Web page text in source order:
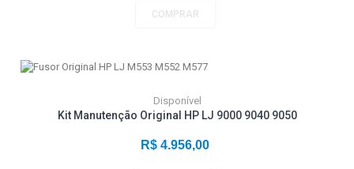
COMPRAR
Disponível
Kit Manutenção Original HP LJ 9000 9040 9050
R$ 4.956,00